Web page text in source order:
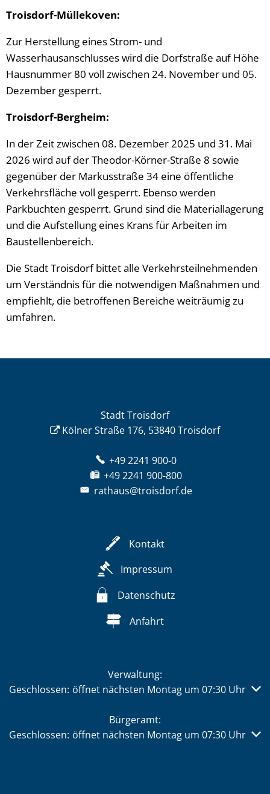
Troisdorf-Müllekoven:
Zur Herstellung eines Strom- und
Wasserhausanschlusses wird die Dorfstraße auf Höhe
Hausnummer 80 voll zwischen 24. November und 05.
Dezember gesperrt.
Troisdorf-Bergheim:
In der Zeit zwischen 08. Dezember 2025 und 31. Mai
2026 wird auf der Theodor-Körner-Straße 8 sowie
gegenüber der Markusstraße 34 eine öffentliche
Verkehrsfläche voll gesperrt. Ebenso werden
Parkbuchten gesperrt. Grund sind die Materiallagerung
und die Aufstellung eines Krans für Arbeiten im
Baustellenbereich.
Die Stadt Troisdorf bittet alle Verkehrsteilnehmenden
um Verständnis für die notwendigen Maßnahmen und
empfiehlt, die betroffenen Bereiche weiträumig zu
umfahren.
Stadt Troisdorf
Kölner Straße 176, 53840 Troisdorf
+49 2241 900-0
+49 2241 900-800
rathaus@troisdorf.de
Kontakt
Impressum
Datenschutz
Anfahrt
Verwaltung:
Klicken, um weitere Öffnungs- oder Schließzeiten
Geschlossen: öffnet nächsten Montag um 07:30 Uhr
Bürgeramt:
Klicken, um weitere Öffnungs- oder Schließzeiten
Geschlossen: öffnet nächsten Montag um 07:30 Uhr